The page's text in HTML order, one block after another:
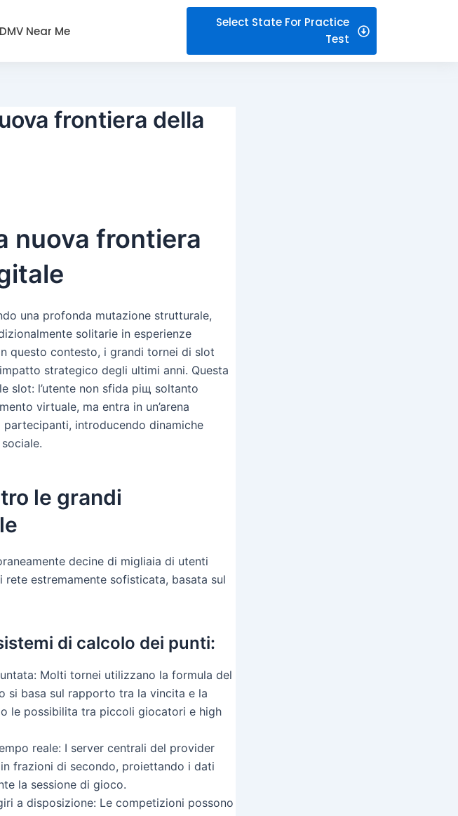
DMV Near Me
Select State For Practice
Test
frontiera della
nuova frontiera
una profonda mutazione strutturale,
solitarie in esperienze
questo contesto, i grandi tornei di slot
strategico degli ultimi anni. Questa
slot: l’utente non sfida piщ soltanto
virtuale, ma entra in un’arena
introducendo dinamiche
le grandi
decine di migliaia di utenti
estremamente sofisticata, basata sul
di calcolo dei punti:
Molti tornei utilizzano la formula del
basa sul rapporto tra la vincita e la
le possibilitа tra piccoli giocatori e high
reale: I server centrali del provider
frazioni di secondo, proiettando i dati
la sessione di gioco.
a disposizione: Le competizioni possono